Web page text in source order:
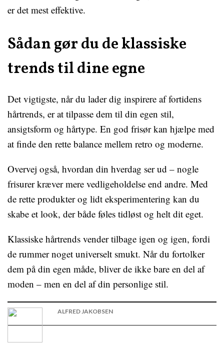
er det mest effektive.
Sådan gør du de klassiske
trends til dine egne
Det vigtigste, når du lader dig inspirere af fortidens
hårtrends, er at tilpasse dem til din egen stil,
ansigtsform og hårtype. En god frisør kan hjælpe med
at finde den rette balance mellem retro og moderne.
Overvej også, hvordan din hverdag ser ud – nogle
frisurer kræver mere vedligeholdelse end andre. Med
de rette produkter og lidt eksperimentering kan du
skabe et look, der både føles tidløst og helt dit eget.
Klassiske hårtrends vender tilbage igen og igen, fordi
de rummer noget universelt smukt. Når du fortolker
dem på din egen måde, bliver de ikke bare en del af
moden – men en del af din personlige stil.
ALFRED JAKOBSEN